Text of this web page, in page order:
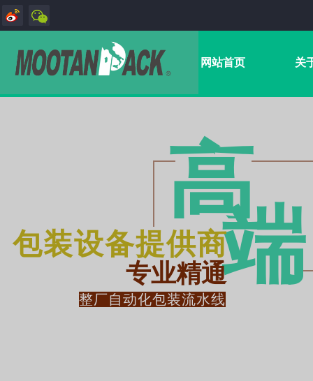
网站首页 关
包装设备提供商
高
专业精通端​
整厂自动化包装流水线